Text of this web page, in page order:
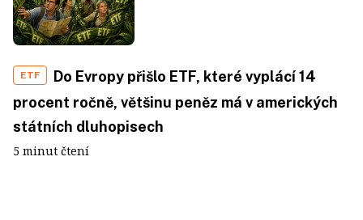
ETF
Do Evropy přišlo ETF, které vyplácí 14
procent ročně, většinu peněz má v amerických
státních dluhopisech
5 minut čtení